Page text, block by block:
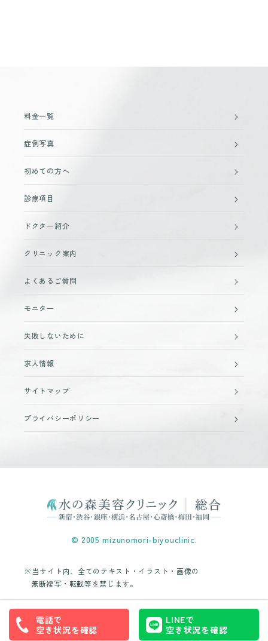
料金一覧
症例写真
初めての方へ
診療項目
ドクター紹介
クリニック案内
よくあるご質問
モニター
失敗しないために
求人情報
サイトマップ
プライバシーポリシー
© 2005 mizunomori-biyouclinic.
※当サイト内、全てのテキスト・イラスト・画像の
無断複写・転載等を禁じます。
電話で
空き状況を確認
LINEで
空き状況を確認